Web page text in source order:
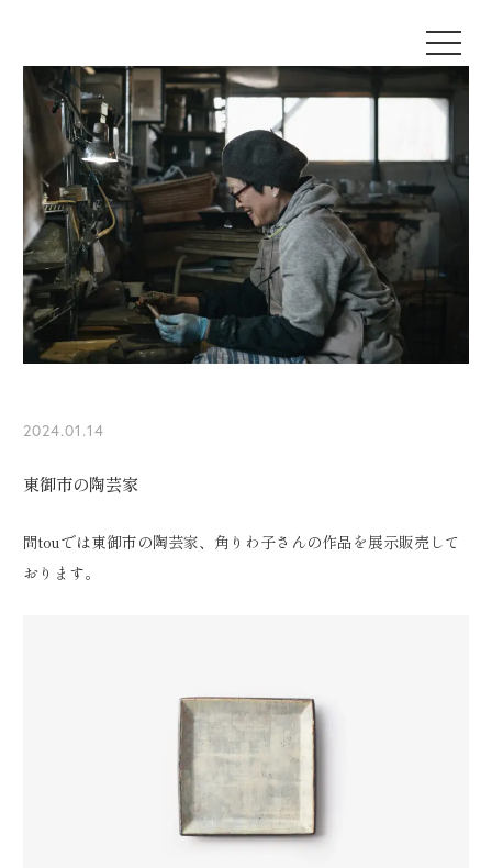
2024.01.14
東御市の陶芸家
問touでは東御市の陶芸家、角りわ子さんの作品を展示販売して
おります。